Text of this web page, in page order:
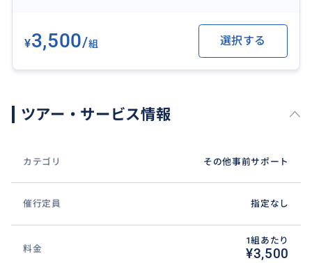
¥3,500/組 選択する
ツアー・サービス情報
カテゴリ その他事前サポート
催行定員 指定なし
料金
1組あたり
¥3,500